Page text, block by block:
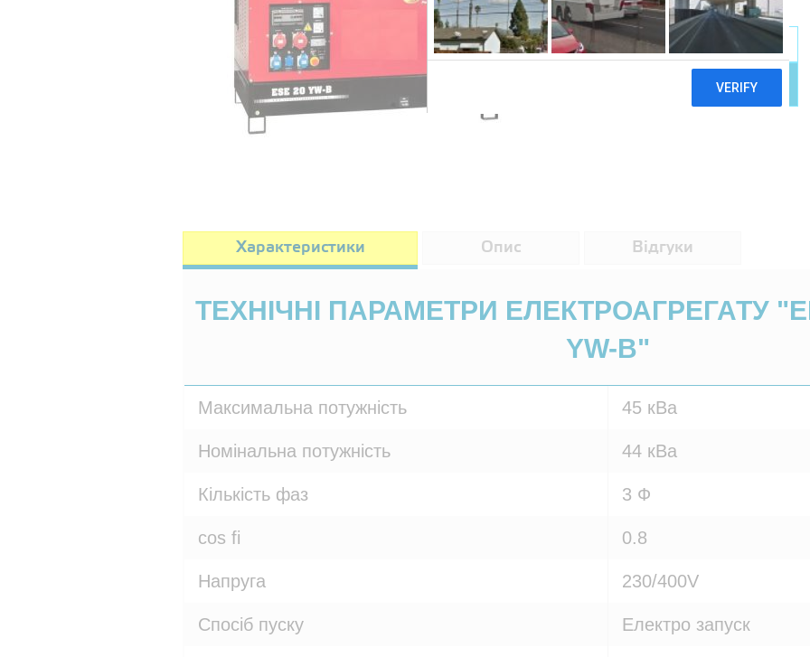
Характеристики Опис Відгуки
ТЕХНІЧНІ ПАРАМЕТРИ ЕЛЕКТРОАГРЕГАТУ
YW-B"
Максимальна потужність 45 кВа
Номінальна потужність 44 кВа
Кількість фаз 3 Ф
cos fi 0.8
Напруга 230/400V
Спосіб пуску Електро запуск